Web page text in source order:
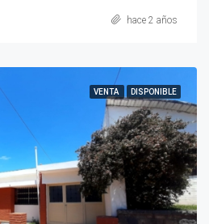
hace 2 años
VENTA DISPONIBLE